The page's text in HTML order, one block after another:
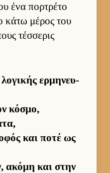
ένα πορ­τρέτο
κάτω μέρος του
τέσ­σερις
ερ­μηνευ­
κόσμο,
και ποτέ ως
ακόμη και στην